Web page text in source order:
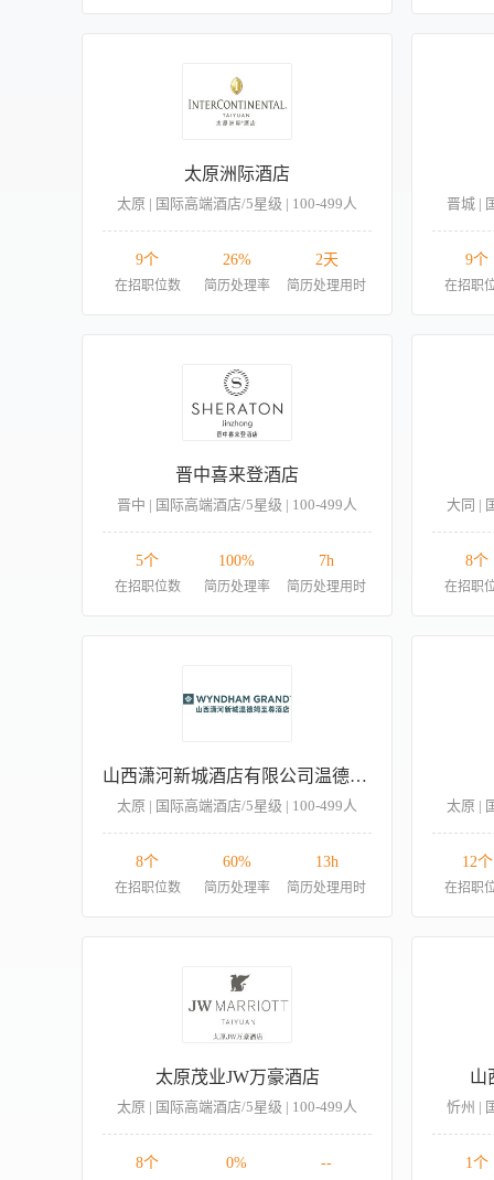
太原洲际酒店
太原 | 国际高端酒店/5星级 | 100-499人
9个
在招职位数
26%
简历处理率
2天
简历处理用时
晋城 |
9个
在招职
晋中喜来登酒店
晋中 | 国际高端酒店/5星级 | 100-499人
5个
在招职位数
100%
简历处理率
7h
简历处理用时
大同 |
8个
在招职
山西潇河新城酒店有限公司温德姆至尊酒店
太原 | 国际高端酒店/5星级 | 100-499人
8个
在招职位数
60%
简历处理率
13h
简历处理用时
太原 |
12个
在招职
太原茂业JW万豪酒店
太原 | 国际高端酒店/5星级 | 100-499人
8个 0% --
山
忻州 |
1个